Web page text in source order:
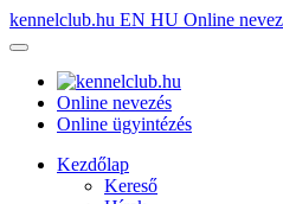
kennelclub.hu EN HU Online
Online nevezés
Online ügyintézés
Kezdőlap
Kereső